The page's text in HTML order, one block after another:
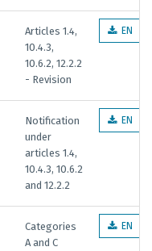
Articles 1.4,
10.4.3,
10.6.2, 12.2.2
- Revision
EN
Notification
under
articles 1.4,
10.4.3, 10.6.2
and 12.2.2
EN
Categories
A and C
EN